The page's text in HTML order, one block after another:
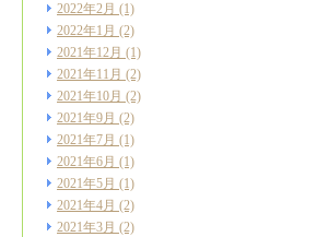
2022年2月 (1)
2022年1月 (2)
2021年12月 (1)
2021年11月 (2)
2021年10月 (2)
2021年9月 (2)
2021年7月 (1)
2021年6月 (1)
2021年5月 (1)
2021年4月 (2)
2021年3月 (2)